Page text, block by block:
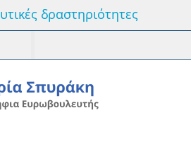
δραστηριότητες